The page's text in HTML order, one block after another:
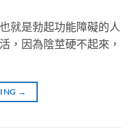
就是勃起功能障礙的人
，因為陰莖硬不起來，
→